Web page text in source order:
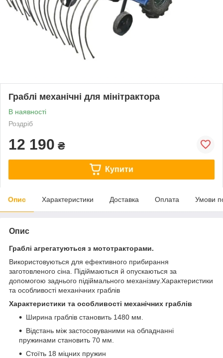
Граблі механічні для мінітрактора
В наявності
Роздріб
12 190 ₴
Купити
Опис Характеристики Доставка Оплата Умови
Опис
Граблі агрегатуються з мототракторами.
Використовуються для ефективного прибирання
заготовленого сіна. Підіймаються й опускаються за
допомогою заднього підіймального механізму.Характеристики
та особливості механічних граблів
Характеристики та особливості механічних граблів
Ширина граблів становить 1480 мм.
Відстань між застосовуваними на обладнанні
пружинами становить 70 мм.
Стоїть 18 міцних пружин